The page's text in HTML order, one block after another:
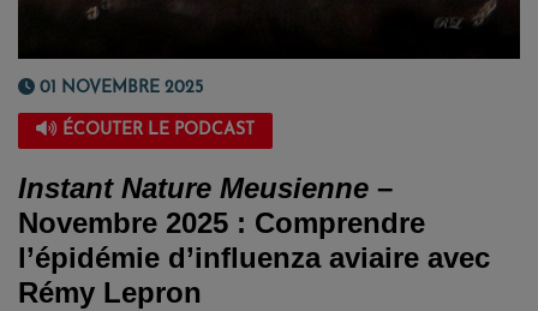
01 NOVEMBRE 2025
ÉCOUTER LE PODCAST
Instant Nature Meusienne –
Novembre 2025 : Comprendre
l’épidémie d’influenza aviaire avec
Rémy Lepron